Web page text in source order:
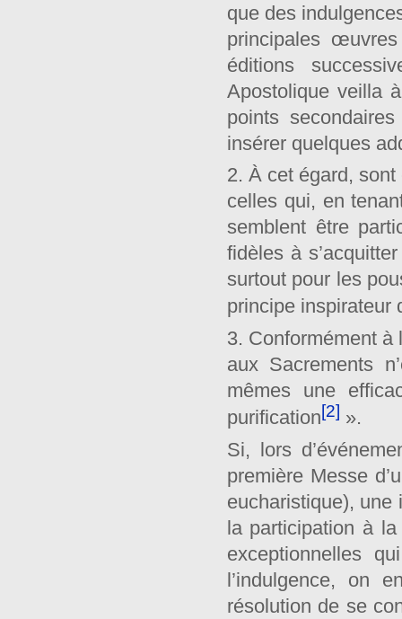
que des
principales
éditions
Apostolique veilla
points
insérer quelques
2. À cet égard,
celles qui, en
semblent être
fidèles à
surtout pour les
principe inspirateur
3. Conformément à
aux Sacrements
mêmes une
purification[2] ».
Si, lors
première Messe
eucharistique), une
la participation à
exceptionnelles
l’indulgence, on
résolution de se